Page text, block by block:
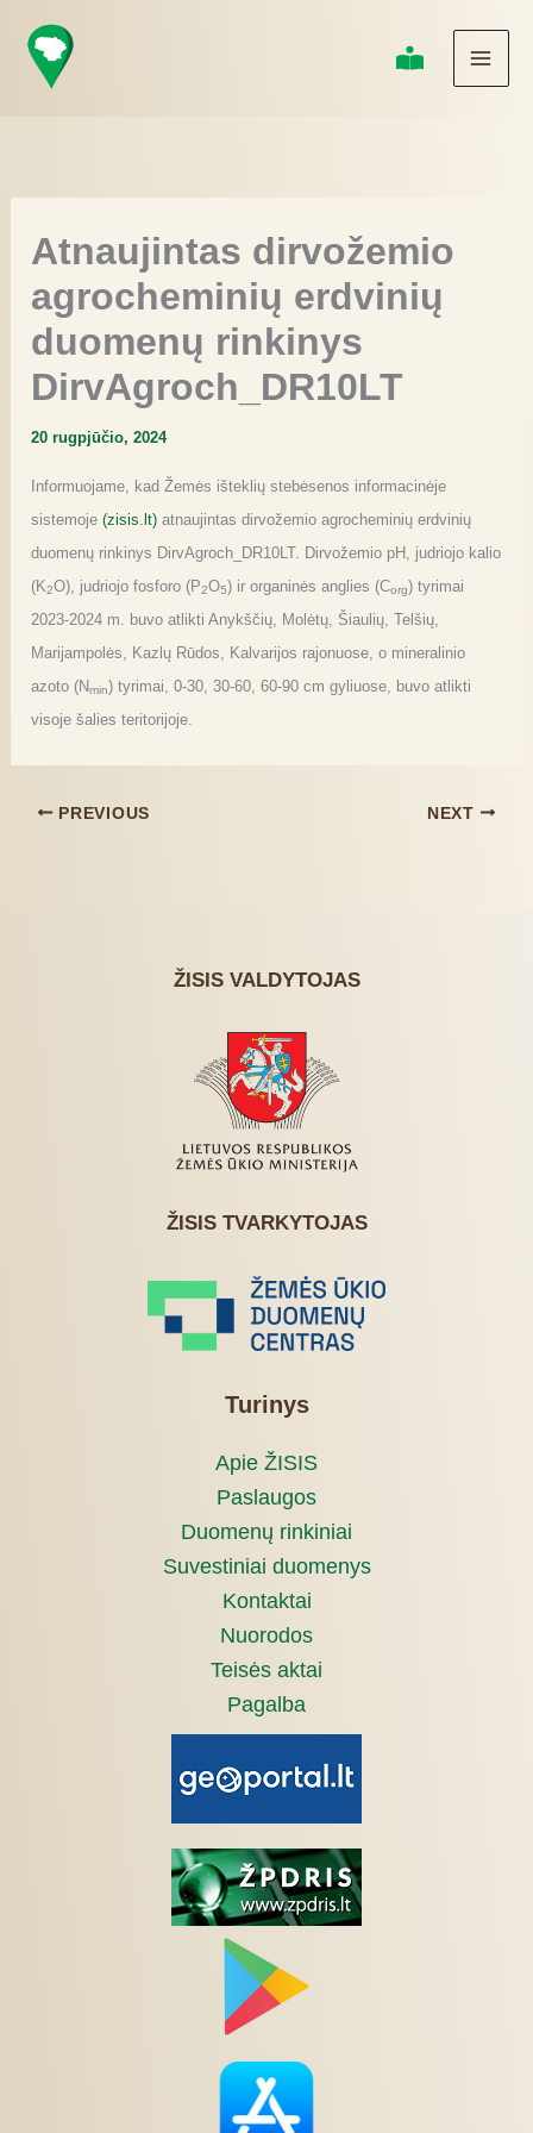
prie
turinio
Atnaujintas dirvožemio
agrocheminių erdvinių
duomenų rinkinys
DirvAgroch_DR10LT
20 rugpjūčio, 2024
Informuojame, kad Žemės išteklių stebėsenos informacinėje
sistemoje(zisis.lt) atnaujintas dirvožemio agrocheminių erdvinių
duomenų rinkinys DirvAgroch_DR10LT. Dirvožemio pH, judriojo kalio
(K2O), judriojo fosforo (P2O5) ir organinės anglies (Corg) tyrimai
2023-2024 m. buvo atlikti Anykščių, Molėtų, Šiaulių, Telšių,
Marijampolės, Kazlų Rūdos, Kalvarijos rajonuose, o mineralinio
azoto (Nmin) tyrimai, 0-30, 30-60, 60-90 cm gyliuose, buvo atlikti
visoje šalies teritorijoje.
PREVIOUS NEXT
ŽISIS VALDYTOJAS
ŽISIS TVARKYTOJAS
Turinys
Apie ŽISIS
Paslaugos
Duomenų rinkiniai
Suvestiniai duomenys
Kontaktai
Nuorodos
Teisės aktai
Pagalba